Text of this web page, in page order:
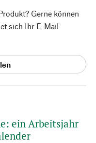
ein Arbeitsjahr
Gerne können
sich Ihr E-Mail-